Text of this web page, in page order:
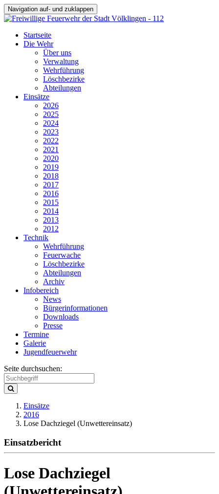
Navigation auf- und zuklappen
Startseite
Die Wehr
Über uns
Verwaltung
Wehrführung
Löschbezirke
Abteilungen
Einsätze
2026
2025
2024
2023
2022
2021
2020
2019
2018
2017
2016
2015
2014
2013
2012
Technik
Wehrführung
Feuerwache
Löschbezirke
Abteilungen
Archiv
Infobereich
News
Bürgerinformationen
Downloads
Presse
Termine
Galerie
Jugendfeuerwehr
Seite durchsuchen:
Einsätze
2016
Lose Dachziegel (Unwettereinsatz)
Einsatzbericht
Lose Dachziegel